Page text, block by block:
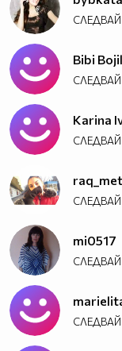
СЛЕДВАЙ
Bibi
СЛЕДВАЙ
Karina
СЛЕДВАЙ
СЛЕДВАЙ
mi0517
СЛЕДВАЙ
СЛЕДВАЙ